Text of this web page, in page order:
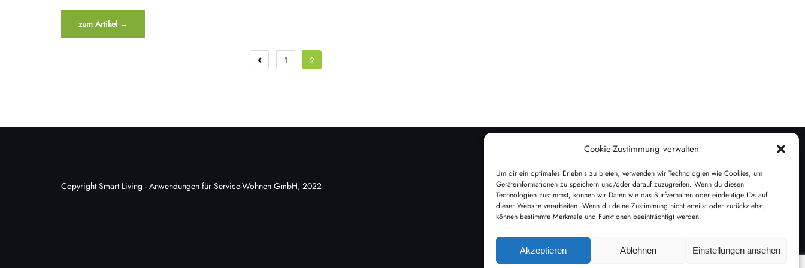
Cookie-Zustimmung verwalten
Um dir ein optimales Erlebnis zu bieten, verwenden wir Technologien wie Cookies, um
Geräteinformationen zu speichern und/oder darauf zuzugreifen. Wenn du diesen
Technologien zustimmst, können wir Daten wie das Surfverhalten oder eindeutige IDs auf
dieser Website verarbeiten. Wenn du deine Zustimmung nicht erteilst oder zurückziehst,
können bestimmte Merkmale und Funktionen beeinträchtigt werden.
Akzeptieren Ablehnen Einstellungen ansehen
“Förderung
für
zum Artikel →
Beitragsnavigation
1 2
Copyright Smart Living - Anwendungen für Service-Wohnen GmbH, 2022
Impressum
Datenschutz
AGB